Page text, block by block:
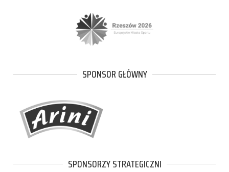
SPONSOR GŁÓWNY
SPONSORZY STRATEGICZNI